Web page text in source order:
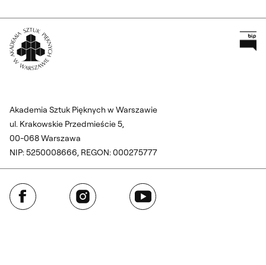
Akademia Sztuk Pięknych w Warszawie
ul. Krakowskie Przedmieście 5,
00-068 Warszawa
NIP: 5250008666, REGON: 000275777
Facebook Instagram YouTube